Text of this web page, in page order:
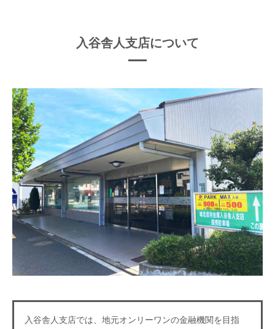
入谷舎人支店について
入谷舎人支店では、地元オンリーワンの金融機関を目指